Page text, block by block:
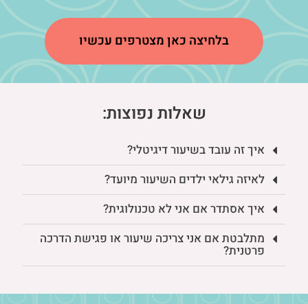
בלחיצה כאן מצטרפים עכשיו
שאלות נפוצות:
איך זה עובד בשיעור דיגיטלי?
לאיזה גילאי ילדים השיעור מיועד?
איך אסתדר אם אני לא טכנולוגית?
מתלבטת אם אני צריכה שיעור או פגישת הדרכה
פרטנית?